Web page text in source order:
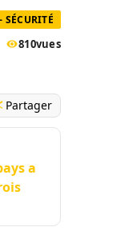
SÉCURITÉ
810vues
Partager
a